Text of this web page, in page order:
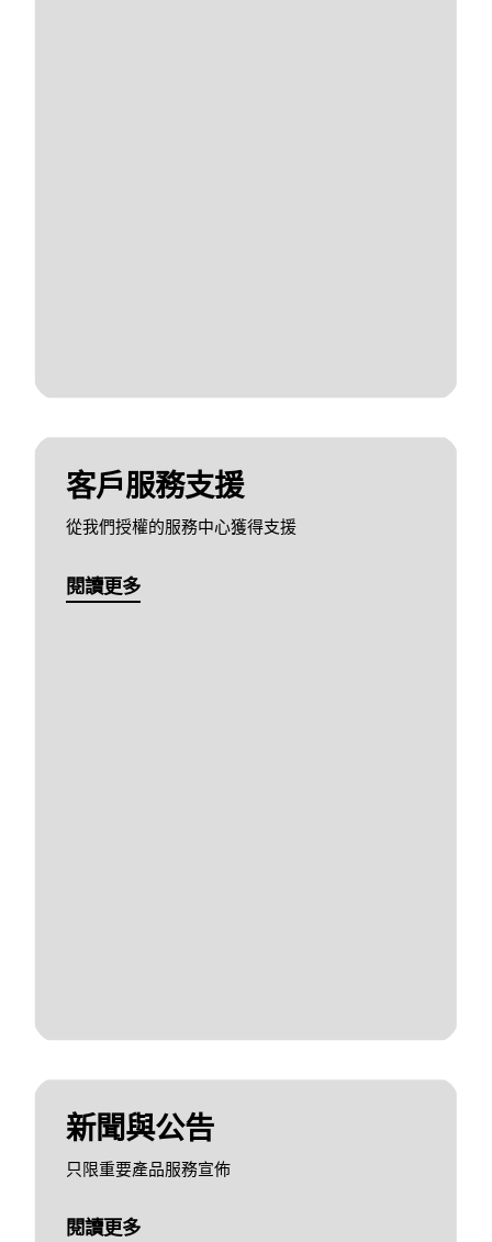
客戶服務支援
從我們授權的服務中心獲得支援
閱讀更多
新聞與公告
只限重要產品服務宣佈
閱讀更多